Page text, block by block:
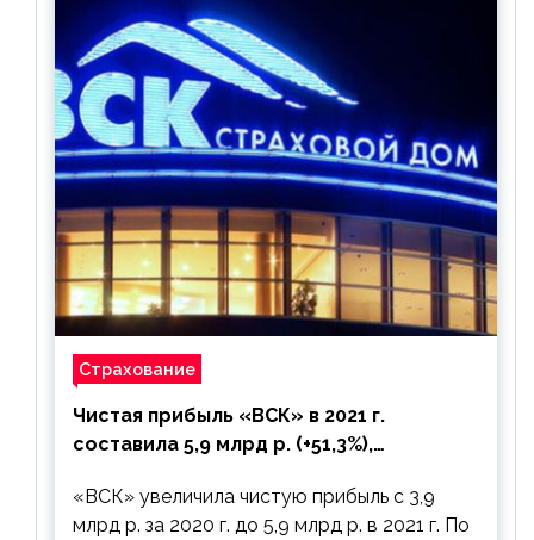
Страхование
Чистая прибыль «ВСК» в 2021 г.
составила 5,9 млрд р. (+51,3%),
выплачивать
«ВСК» увеличила чистую прибыль с 3,9
млрд р. за 2020 г. до 5,9 млрд р. в 2021 г. По